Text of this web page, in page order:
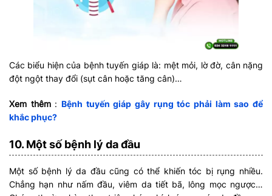
Các biểu hiện của bệnh tuyến giáp là: mệt mỏi, lờ đờ, cân nặng
đột ngột thay đổi (sụt cân hoặc tăng cân)…
Xem thêm :Bệnh tuyến giáp gây rụng tóc phải làm sao để
khắc phục?
10. Một số bệnh lý da đầu
Một số bệnh lý da đầu cũng có thể khiến tóc bị rụng nhiều.
Chẳng hạn như nấm đầu, viêm da tiết bã, lông mọc ngược…